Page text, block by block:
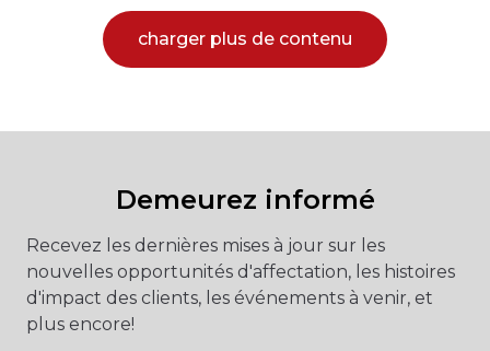
charger plus de contenu
Demeurez informé
Recevez les dernières mises à jour sur les
nouvelles opportunités d'affectation, les histoires
d'impact des clients, les événements à venir, et
plus encore!